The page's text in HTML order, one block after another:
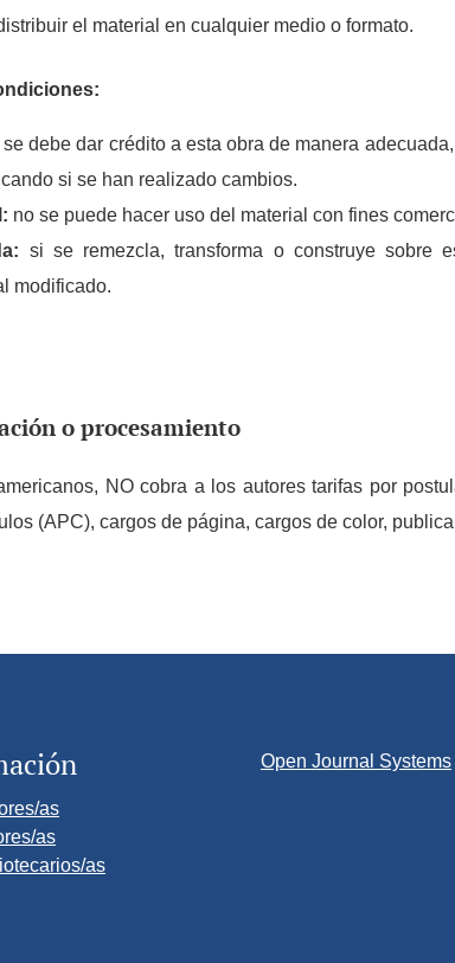
el material en cualquier medio o formato.
se debe dar crédito a esta obra de manera
si se han realizado cambios.
no se puede hacer uso del material con fines
si se remezcla, transforma o construye sobre
modificado.
o procesamiento
NO cobra a los autores tarifas por
(APC), cargos de página, cargos de color,
as
as
as
Open Journal Systems